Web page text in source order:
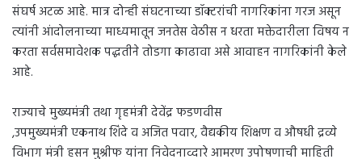
संघर्ष अटळ आहे. मात्र दोन्ही संघटनाच्या डॉक्टरांची नागरिकांना गरज असून
त्यांनी आंदोलनाच्या माध्यमातून जनतेस वेठीस न धरता मक्तेदारीला विषय न
करता सर्वसमावेशक पद्धतीने तोडगा काढावा असे आवाहन नागरिकांनी केले
आहे.
राज्याचे मुख्यमंत्री तथा गृहमंत्री देवेंद्र फडणवीस
,उपमुख्यमंत्री एकनाथ शिंदे व अजित पवार, वैद्यकीय शिक्षण व औषधी द्रव्ये
विभाग मंत्री हसन मुश्रीफ यांना निवेदनाव्दारे आमरण उपोषणाची माहिती